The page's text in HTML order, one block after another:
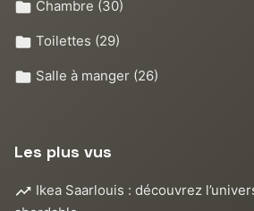
Chambre (30)
Toilettes (29)
Salle à manger (26)
Les plus vus
Ikea Saarlouis : découvrez